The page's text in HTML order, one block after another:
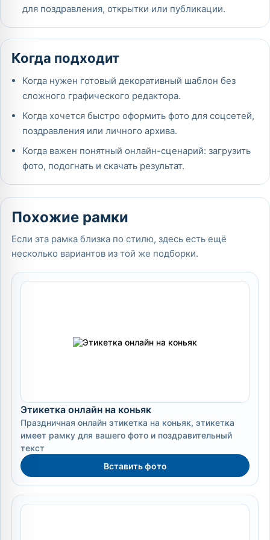
для поздравления, открытки или публикации.
Когда подходит
Когда нужен готовый декоративный шаблон без
сложного графического редактора.
Когда хочется быстро оформить фото для соцсетей,
поздравления или личного архива.
Когда важен понятный онлайн-сценарий: загрузить
фото, подогнать и скачать результат.
Похожие рамки
Если эта рамка близка по стилю, здесь есть ещё
несколько вариантов из той же подборки.
Этикетка онлайн на коньяк
Праздничная онлайн этикетка на коньяк, этикетка
имеет рамку для вашего фото и поздравительный
текст
Вставить фото